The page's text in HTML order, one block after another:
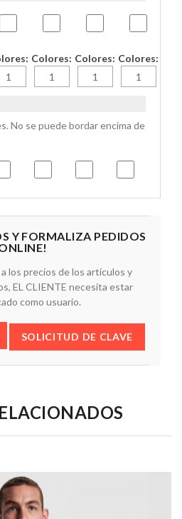
Colores: Colores: Colores:
No se puede bordar encima de
Y FORMALIZA PEDIDOS
los precios de los artículos y
EL CLIENTE necesita estar
como usuario.
SOLICITUD DE CLAVE